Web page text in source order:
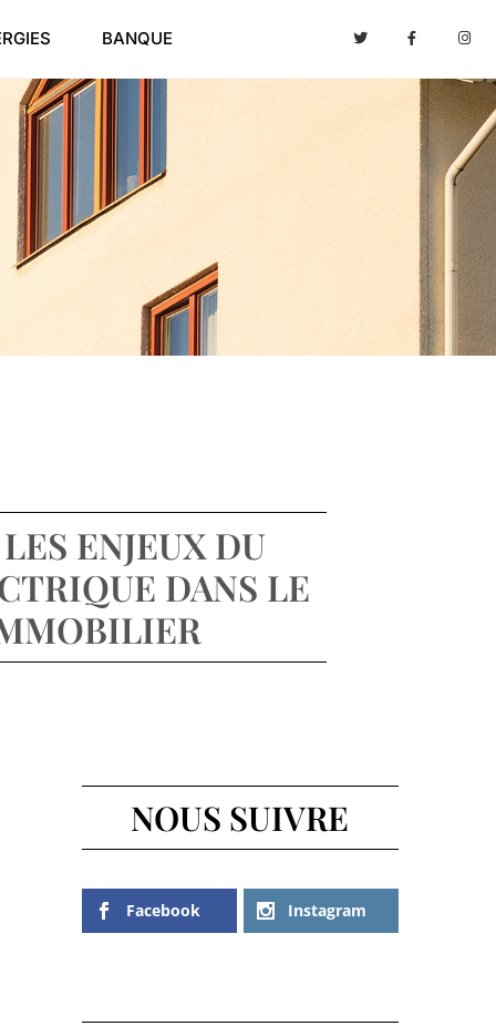
BANQUE
ENJEUX DU
DANS LE
NOUS SUIVRE
Facebook Instagram